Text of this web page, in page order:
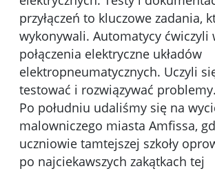
przyłączeń to kluczowe zadania,
wykonywali. Automatycy ćwiczyli
połączenia elektryczne układów
elektropneumatycznych. Uczyli
testować i rozwiązywać problemy.
Po południu udaliśmy się na
malowniczego miasta Amfissa,
uczniowie tamtejszej szkoły
po najciekawszych zakątkach tej